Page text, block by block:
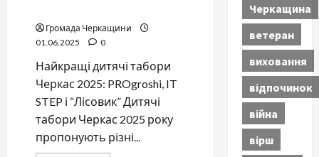
Громада Черкащини
01.06.2025
0
Найкращі дитячі табори
Черкас 2025: PROgroshi, IT
STEP і “Лісовик” Дитячі
табори Черкас 2025 року
пропонують різні...
Черкащина
ветеран
виховання
відпочинок
війна
вірш